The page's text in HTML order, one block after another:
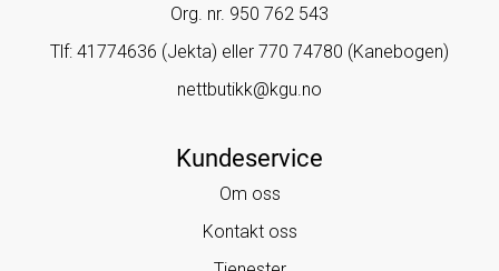
Org. nr. 950 762 543
Tlf: 41774636 (Jekta) eller 770 74780 (Kanebogen)
nettbutikk@kgu.no
Kundeservice
Om oss
Kontakt oss